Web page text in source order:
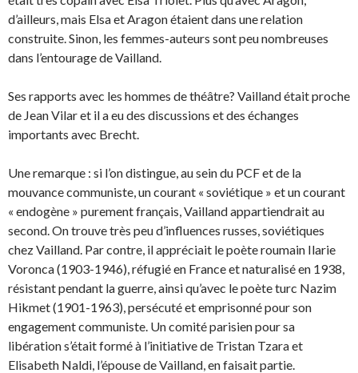
d’ailleurs, mais Elsa et Aragon étaient dans une relation
construite. Sinon, les femmes-auteurs sont peu nombreuses
dans l’entourage de Vailland.
Ses rapports avec les hommes de théâtre? Vailland était proche
de Jean Vilar et il a eu des discussions et des échanges
importants avec Brecht.
Une remarque : si l’on distingue, au sein du PCF et de la
mouvance communiste, un courant « soviétique » et un courant
« endogène » purement français, Vailland appartiendrait au
second. On trouve très peu d’influences russes, soviétiques
chez Vailland. Par contre, il appréciait le poète roumain Ilarie
Voronca (1903-1946), réfugié en France et naturalisé en 1938,
résistant pendant la guerre, ainsi qu’avec le poète turc Nazim
Hikmet (1901-1963), persécuté et emprisonné pour son
engagement communiste. Un comité parisien pour sa
libération s’était formé à l’initiative de Tristan Tzara et
Elisabeth Naldi, l’épouse de Vailland, en faisait partie.